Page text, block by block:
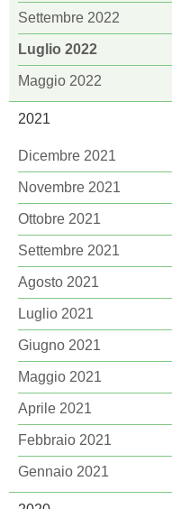
Settembre 2022
Luglio 2022
Maggio 2022
2021
Dicembre 2021
Novembre 2021
Ottobre 2021
Settembre 2021
Agosto 2021
Luglio 2021
Giugno 2021
Maggio 2021
Aprile 2021
Febbraio 2021
Gennaio 2021